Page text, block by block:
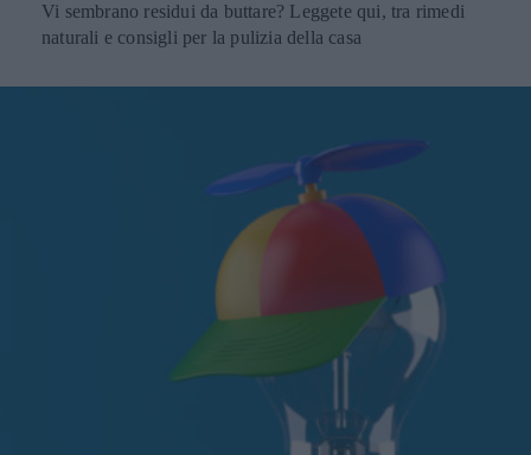
Vi sembrano residui da buttare? Leggete qui, tra rimedi
naturali e consigli per la pulizia della casa